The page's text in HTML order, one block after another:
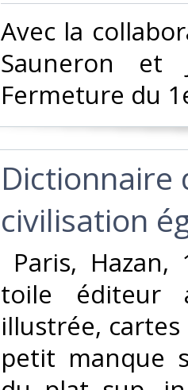
‎Avec la
Sauneron et
Fermeture du
‎Dictionnaire
civilisation
Paris,
toile éditeur
illustrée,
petit manque